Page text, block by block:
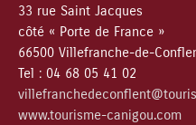
33 rue Saint Jacques
côté « Porte de France »
66500 Villefranche-de-
Tel : 04 68 05 41 02
www.tourisme-canigou.com